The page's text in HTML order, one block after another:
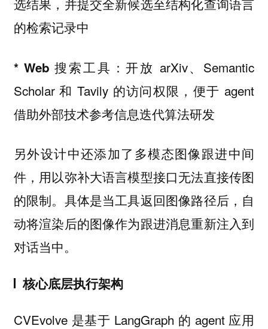
选结果，并提交全新候选至结构化查询语言
的检索记录中
* Web 搜索工具：开放 arXiv、Semantic
Scholar 和 Tavily 的访问权限，便于 agent
借助外部技术参考信息迭代算法研发
另外设计中还添加了多模态图像跟进中间
件，用以弥补大语言模型接口无法直接传图
的限制。具体是当工具返回图像路径后，自
动将渲染后的图像作为跟进消息重新注入到
对话当中。
核心底层执行架构
CVEvolve 是基于 LangGraph 的 agent 应用